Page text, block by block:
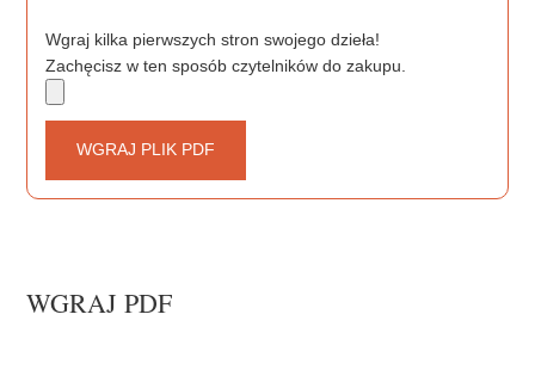
Wgraj kilka pierwszych stron swojego dzieła!
Zachęcisz w ten sposób czytelników do zakupu.
WGRAJ PLIK PDF
WGRAJ PDF